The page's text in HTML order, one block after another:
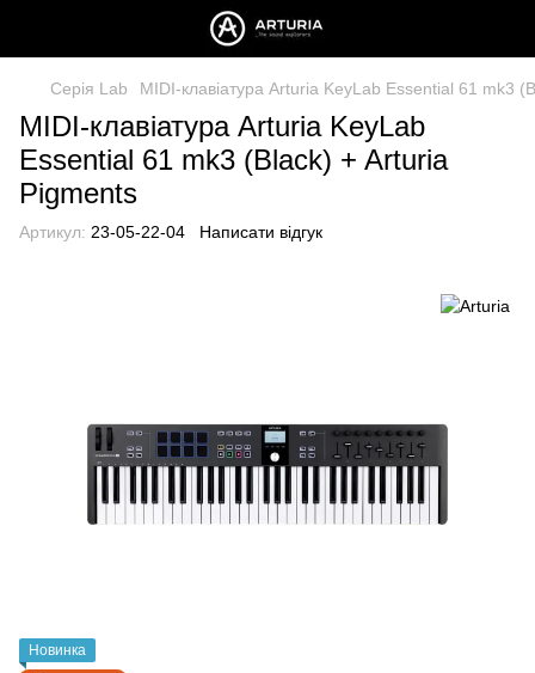
Серія Lab MIDI-клавіатура Arturia KeyLab Essential 61 mk3
MIDI-клавіатура Arturia KeyLab
Essential 61 mk3 (Black) + Arturia
Pigments
Артикул: 23-05-22-04 Написати відгук
Новинка